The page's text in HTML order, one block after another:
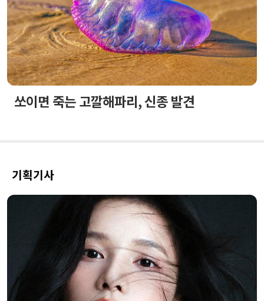
쏘이면 죽는 고깔해파리, 신종 발견
기획기사